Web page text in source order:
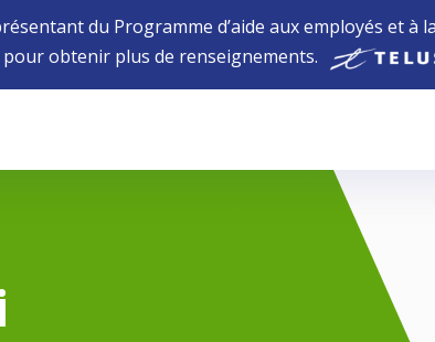
du Programme d’aide aux employés et à
pour obtenir plus de renseignements.